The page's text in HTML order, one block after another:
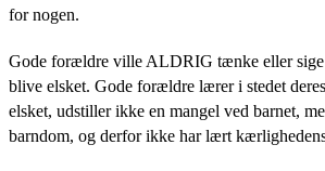
for nogen.
Gode forældre ville ALDRIG tænke eller sige
blive elsket. Gode forældre lærer i stedet
elsket, udstiller ikke en mangel ved barnet,
barndom, og derfor ikke har lært